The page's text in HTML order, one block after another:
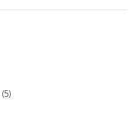
(5)